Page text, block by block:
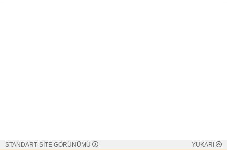
STANDART SİTE GÖRÜNÜMÜ YUKARI